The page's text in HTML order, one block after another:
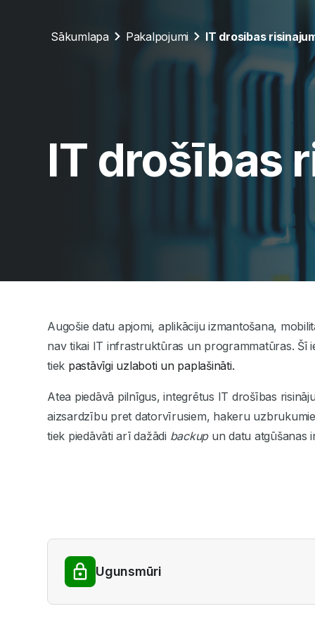
Sākumlapa Pakalpojumi IT drosibas
IT drošības
Augošie datu apjomi, aplikāciju izmantošana,
nav tikai IT infrastruktūras un programmatūras. Šī
tiek pastāvīgi uzlaboti un paplašināti.
Atea piedāvā pilnīgus, integrētus IT drošības
aizsardzību pret datorvīrusiem, hakeru
tiek piedāvāti arī dažādi backupun datu atgūšanas
Ugunsmūri